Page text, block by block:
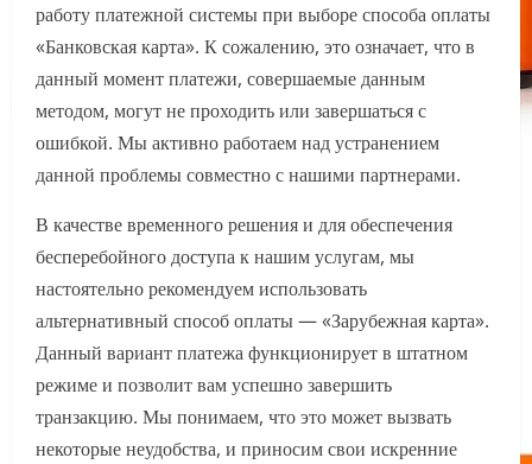
работу платежной системы при выборе способа оплаты
«Банковская карта». К сожалению, это означает, что в
данный момент платежи, совершаемые данным
методом, могут не проходить или завершаться с
ошибкой. Мы активно работаем над устранением
данной проблемы совместно с нашими партнерами.
В качестве временного решения и для обеспечения
бесперебойного доступа к нашим услугам, мы
настоятельно рекомендуем использовать
альтернативный способ оплаты — «Зарубежная карта».
Данный вариант платежа функционирует в штатном
режиме и позволит вам успешно завершить
транзакцию. Мы понимаем, что это может вызвать
некоторые неудобства, и приносим свои искренние